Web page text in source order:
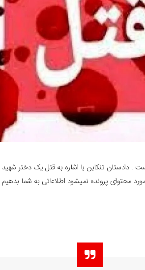
. دادستان تنکابن با اشاره به قتل یک دختر
محتوای پرونده نمیشود اطلاعاتی به شما بدهیم